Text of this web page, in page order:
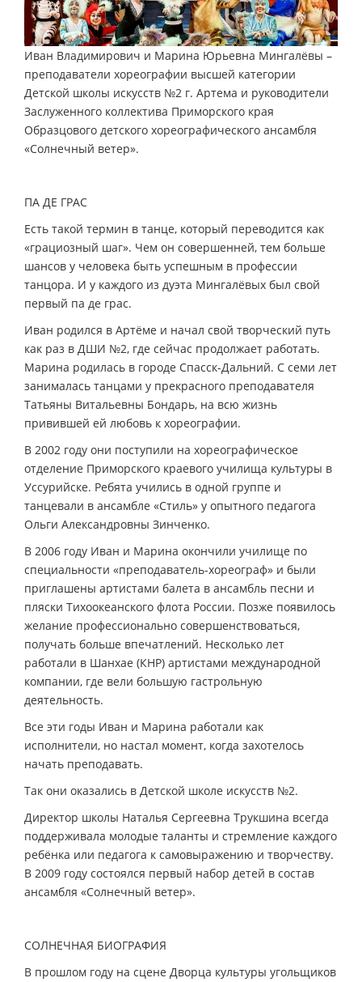
Иван Владимирович и Марина Юрьевна Мингалёвы –
преподаватели хореографии высшей категории
Детской школы искусств №2 г. Артема и руководители
Заслуженного коллектива Приморского края
Образцового детского хореографического ансамбля
«Солнечный ветер».
ПА ДЕ ГРАС
Есть такой термин в танце, который переводится как
«грациозный шаг». Чем он совершенней, тем больше
шансов у человека быть успешным в профессии
танцора. И у каждого из дуэта Мингалёвых был свой
первый па де грас.
Иван родился в Артёме и начал свой творческий путь
как раз в ДШИ №2, где сейчас продолжает работать.
Марина родилась в городе Спасск-Дальний. С семи лет
занималась танцами у прекрасного преподавателя
Татьяны Витальевны Бондарь, на всю жизнь
привившей ей любовь к хореографии.
В 2002 году они поступили на хореографическое
отделение Приморского краевого училища культуры в
Уссурийске. Ребята учились в одной группе и
танцевали в ансамбле «Стиль» у опытного педагога
Ольги Александровны Зинченко.
В 2006 году Иван и Марина окончили училище по
специальности «преподаватель-хореограф» и были
приглашены артистами балета в ансамбль песни и
пляски Тихоокеанского флота России. Позже появилось
желание профессионально совершенствоваться,
получать больше впечатлений. Несколько лет
работали в Шанхае (КНР) артистами международной
компании, где вели большую гастрольную
деятельность.
Все эти годы Иван и Марина работали как
исполнители, но настал момент, когда захотелось
начать преподавать.
Так они оказались в Детской школе искусств №2.
Директор школы Наталья Сергеевна Трукшина всегда
поддерживала молодые таланты и стремление каждого
ребёнка или педагога к самовыражению и творчеству.
В 2009 году состоялся первый набор детей в состав
ансамбля «Солнечный ветер».
СОЛНЕЧНАЯ БИОГРАФИЯ
В прошлом году на сцене Дворца культуры угольщиков